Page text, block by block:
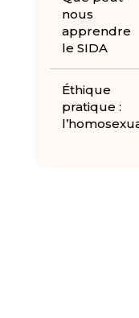
nous
apprendre
le SIDA
Éthique
pratique :